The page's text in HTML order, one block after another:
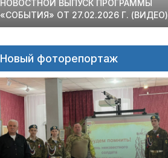
НОВОСТНОЙ ВЫПУСК ПРОГРАММЫ
«СОБЫТИЯ» ОТ 27.02.2026 Г. (ВИДЕО)
Новый фоторепортаж